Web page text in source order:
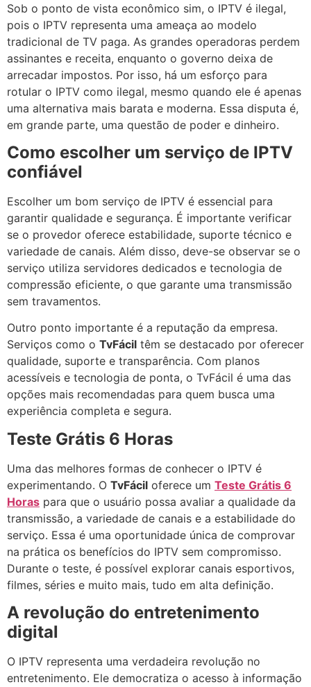
Sob o ponto de vista econômico sim, o IPTV é ilegal,
pois o IPTV representa uma ameaça ao modelo
tradicional de TV paga. As grandes operadoras perdem
assinantes e receita, enquanto o governo deixa de
arrecadar impostos. Por isso, há um esforço para
rotular o IPTV como ilegal, mesmo quando ele é apenas
uma alternativa mais barata e moderna. Essa disputa é,
em grande parte, uma questão de poder e dinheiro.
Como escolher um serviço de IPTV
confiável
Escolher um bom serviço de IPTV é essencial para
garantir qualidade e segurança. É importante verificar
se o provedor oferece estabilidade, suporte técnico e
variedade de canais. Além disso, deve-se observar se o
serviço utiliza servidores dedicados e tecnologia de
compressão eficiente, o que garante uma transmissão
sem travamentos.
Outro ponto importante é a reputação da empresa.
Serviços como o TvFácil têm se destacado por oferecer
qualidade, suporte e transparência. Com planos
acessíveis e tecnologia de ponta, o TvFácil é uma das
opções mais recomendadas para quem busca uma
experiência completa e segura.
Teste Grátis 6 Horas
Uma das melhores formas de conhecer o IPTV é
experimentando. O TvFácil oferece um Teste Grátis 6
Horas para que o usuário possa avaliar a qualidade da
transmissão, a variedade de canais e a estabilidade do
serviço. Essa é uma oportunidade única de comprovar
na prática os benefícios do IPTV sem compromisso.
Durante o teste, é possível explorar canais esportivos,
filmes, séries e muito mais, tudo em alta definição.
A revolução do entretenimento
digital
O IPTV representa uma verdadeira revolução no
entretenimento. Ele democratiza o acesso à informação